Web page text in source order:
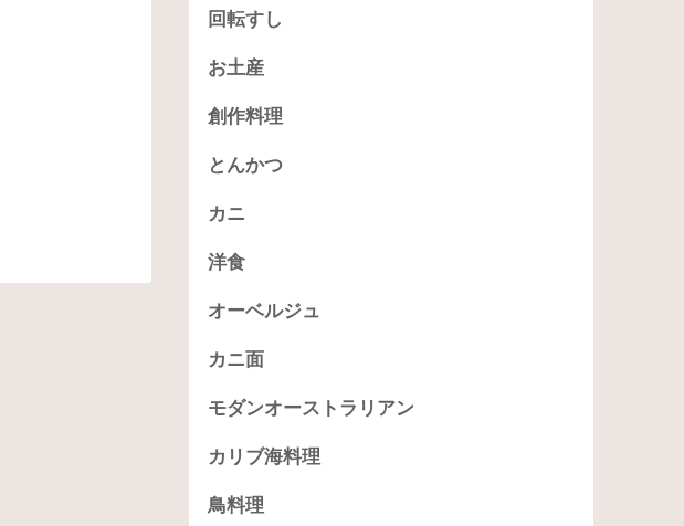
回転すし
お土産
創作料理
とんかつ
カニ
洋食
オーベルジュ
カニ面
モダンオーストラリアン
カリブ海料理
鳥料理